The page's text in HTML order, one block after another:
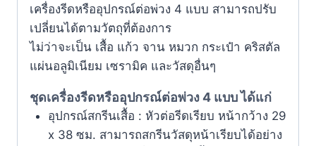
เครื่องรีดหรืออุปกรณ์ต่อพ่วง 4 แบบ สามารถปรับ
เปลี่ยนได้ตามวัตถุที่ต้องการ
ไม่ว่าจะเป็น เสื้อ แก้ว จาน หมวก กระเป๋า คริสตัล
แผ่นอลูมิเนียม เซรามิค และวัสดุอื่นๆ
ชุดเครื่องรีดหรืออุปกรณ์ต่อพ่วง 4 แบบ ได้แก่
อุปกรณ์สกรีนเสื้อ : หัวต่อรีดเรียบ หน้ากว้าง 29
x 38 ซม. สามารถสกรีนวัสดุหน้าเรียบได้อย่าง